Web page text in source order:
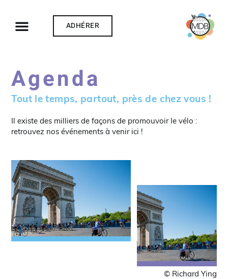
ADHÉRER
Agenda
Tout le temps, partout, près de chez vous !
Il existe des milliers de façons de promouvoir le vélo :
retrouvez nos événements à venir ici !
© Richard Ying